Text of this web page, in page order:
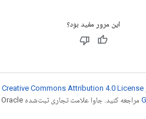
این مرور مفید بود؟
Creative Commons Attribution 4.0 License